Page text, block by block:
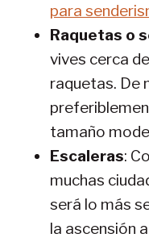
para
Raquetas o
vives cerca
raquetas. De
tamaño
Escaleras:
muchas
será lo más
la ascensión